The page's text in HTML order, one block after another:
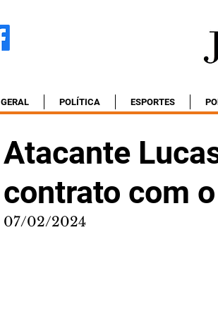
GERAL POLÍTICA ESPORTES
Atacante
contrato com
07/02/2024